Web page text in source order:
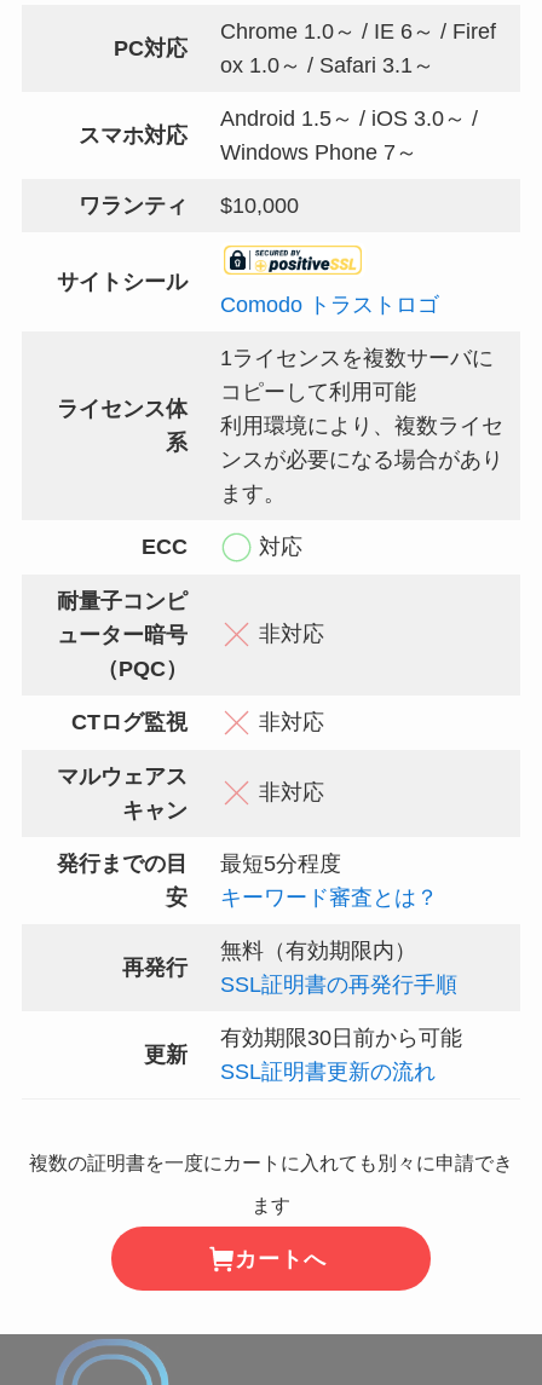
PC対応
Chrome 1.0～ / IE 6～ / Firef
ox 1.0～ / Safari 3.1～
スマホ対応
Android 1.5～ / iOS 3.0～ /
Windows Phone 7～
ワランティ $10,000
サイトシール
Comodo トラストロゴ
ライセンス体
系
1ライセンスを複数サーバに
コピーして利用可能
利用環境により、複数ライセ
ンスが必要になる場合があり
ます。
ECC 対応
耐量子コンピ
ューター暗号
（PQC）
非対応
CTログ監視 非対応
マルウェアス
キャン
非対応
発行までの目
安
最短5分程度
キーワード審査とは？
再発行
無料（有効期限内）
SSL証明書の再発行手順
更新
有効期限30日前から可能
SSL証明書更新の流れ
複数の証明書を一度にカートに入れても別々に申請でき
ます
カートへ